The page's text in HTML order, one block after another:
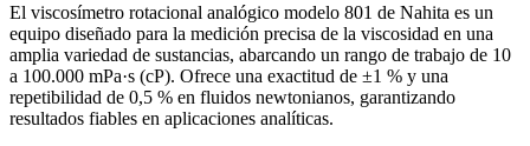
El viscosímetro rotacional analógico modelo 801 de Nahita es un
equipo diseñado para la medición precisa de la viscosidad en una
amplia variedad de sustancias, abarcando un rango de trabajo de 10
a 100.000 mPa·s (cP). Ofrece una exactitud de ±1 % y una
repetibilidad de 0,5 % en fluidos newtonianos, garantizando
resultados fiables en aplicaciones analíticas.